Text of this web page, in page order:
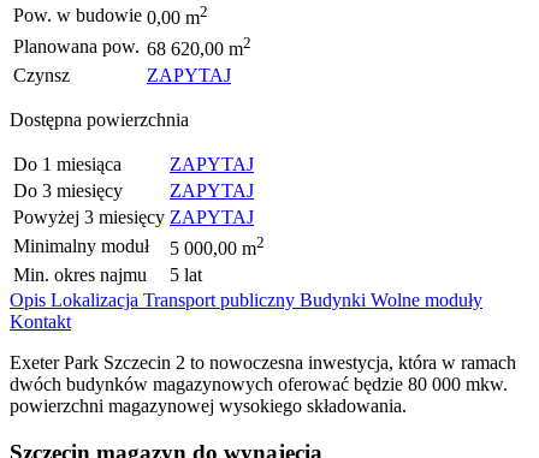
Pow. w budowie 0,00 m2
Planowana pow. 68 620,00 m2
Czynsz ZAPYTAJ
Dostępna powierzchnia
Do 1 miesiąca
ZAPYTAJ
Do 3 miesięcy
ZAPYTAJ
Powyżej 3 miesięcy ZAPYTAJ
Minimalny moduł
5 000,00 m2
Min. okres najmu
5 lat
Opis Lokalizacja Transport publiczny Budynki Wolne moduły
Kontakt
Exeter Park Szczecin 2 to nowoczesna inwestycja, która w ramach
dwóch budynków magazynowych oferować będzie 80 000 mkw.
powierzchni magazynowej wysokiego składowania.
Szczecin magazyn do wynajęcia